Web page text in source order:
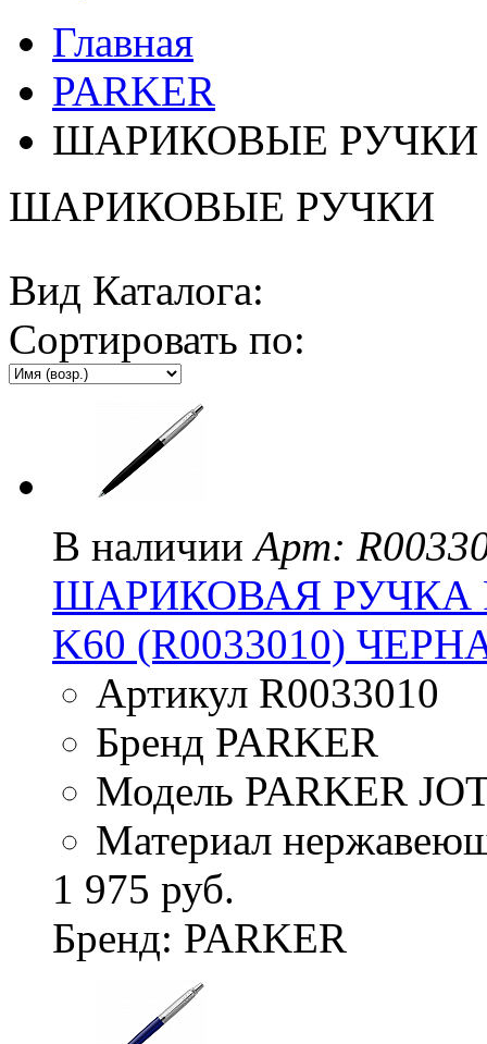
Главная
PARKER
ШАРИКОВЫЕ РУЧКИ
ШАРИКОВЫЕ РУЧКИ
Вид Каталога:
Сортировать по:
В наличии Арт:
ШАРИКОВАЯ РУЧКА
K60 (R0033010)
Артикул R0033010
Бренд PARKER
Модель PARKER
Материал
1 975 руб.
Бренд: PARKER